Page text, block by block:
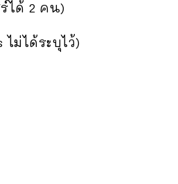
ได้ 2 คน)
ม่ได้ระบุไว้)